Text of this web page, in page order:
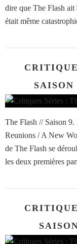
dire que The Flash ait
était même
SAISON
The Flash // Saison
Reunions / A New
de The Flash se
les deux premières